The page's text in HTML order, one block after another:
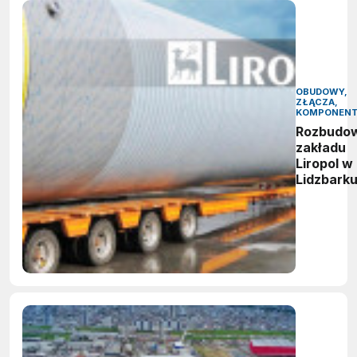
OBUDOWY,
ZŁĄCZA,
zakładu
Liropol w
Lidzbarku